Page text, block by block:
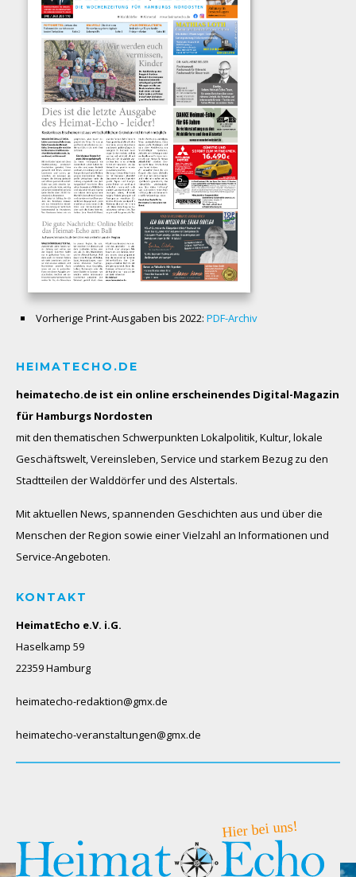
Vorherige Print-Ausgaben bis 2022: PDF-Archiv
HEIMATECHO.DE
heimatecho.de ist ein online erscheinendes Digital-Magazin
für Hamburgs Nordosten
mit den thematischen Schwerpunkten Lokalpolitik, Kultur, lokale
Geschäftswelt, Vereinsleben, Service und starkem Bezug zu den
Stadtteilen der Walddörfer und des Alstertals.
Mit aktuellen News, spannenden Geschichten aus und über die
Menschen der Region sowie einer Vielzahl an Informationen und
Service-Angeboten.
KONTAKT
HeimatEcho e.V. i.G.
Haselkamp 59
22359 Hamburg
heimatecho-redaktion@gmx.de
heimatecho-veranstaltungen@gmx.de